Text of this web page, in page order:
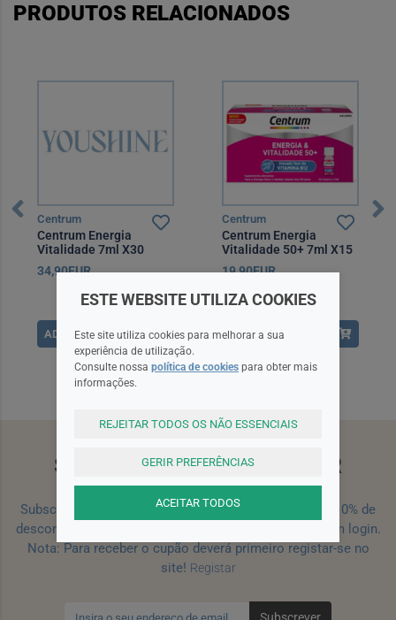
PRODUTOS RELACIONADOS
Centrum
Centrum Energia
Vitalidade 7ml X30
34,90EUR
ADICIONAR
Centrum
Centrum Energia
Vitalidade 50+ 7ml X15
19,90EUR
ADICIONAR
SUBSCREVA A NEWSLETTER
Subscreva a nossa newsletter e receba um cupão de 10% de
desconto para a sua próxima encomenda efetuada com login.
Nota: Para receber o cupão deverá primeiro registar-se no
site! Registar
ESTE WEBSITE UTILIZA COOKIES
Este site utiliza cookies para melhorar a sua
experiência de utilização.
Consulte nossa política de cookies para obter mais
informações.
REJEITAR TODOS OS NÃO ESSENCIAIS
GERIR PREFERÊNCIAS
ACEITAR TODOS